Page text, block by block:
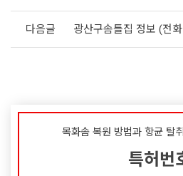
다음글
목화솜 복원 방법과 항균 탈
특허번